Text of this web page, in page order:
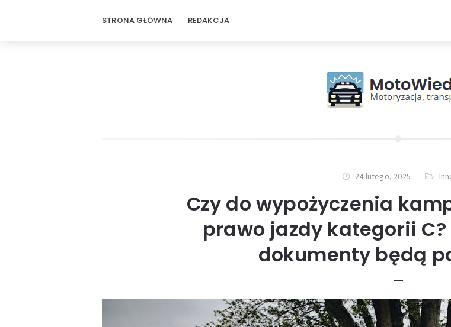
STRONA GŁÓWNA REDAKCJA
24 lutego, 2025
Czy do wypożyczenia
prawo jazdy kategorii
dokumenty będą